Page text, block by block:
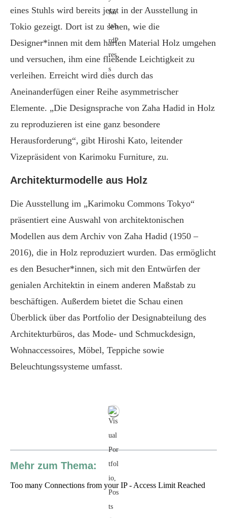
eines Stuhls wird bereits jetzt in der Ausstellung in
Tokio gezeigt. Dort ist zu sehen, wie die
Designer*innen mit dem harten Material Holz umgehen
und versuchen, ihm eine fließende Leichtigkeit zu
verleihen. Erreicht wird dies durch das
Aneinanderfügen einer Reihe asymmetrischer
Elemente. „Die Designsprache von Zaha Hadid in Holz
zu reproduzieren ist eine ganz besondere
Herausforderung“, gibt Hiroshi Kato, leitender
Vizepräsident von Karimoku Furniture, zu.
Architekturmodelle aus Holz
Die Ausstellung im „Karimoku Commons Tokyo“
präsentiert eine Auswahl von architektonischen
Modellen aus dem Archiv von Zaha Hadid (1950 –
2016), die in Holz reproduziert wurden. Das ermöglicht
es den Besucher*innen, sich mit den Entwürfen der
genialen Architektin in einem anderen Maßstab zu
beschäftigen. Außerdem bietet die Schau einen
Überblick über das Portfolio der Designabteilung des
Architekturbüros, das Mode- und Schmuckdesign,
Wohnaccessoires, Möbel, Teppiche sowie
Beleuchtungssysteme umfasst.
Mehr zum Thema: